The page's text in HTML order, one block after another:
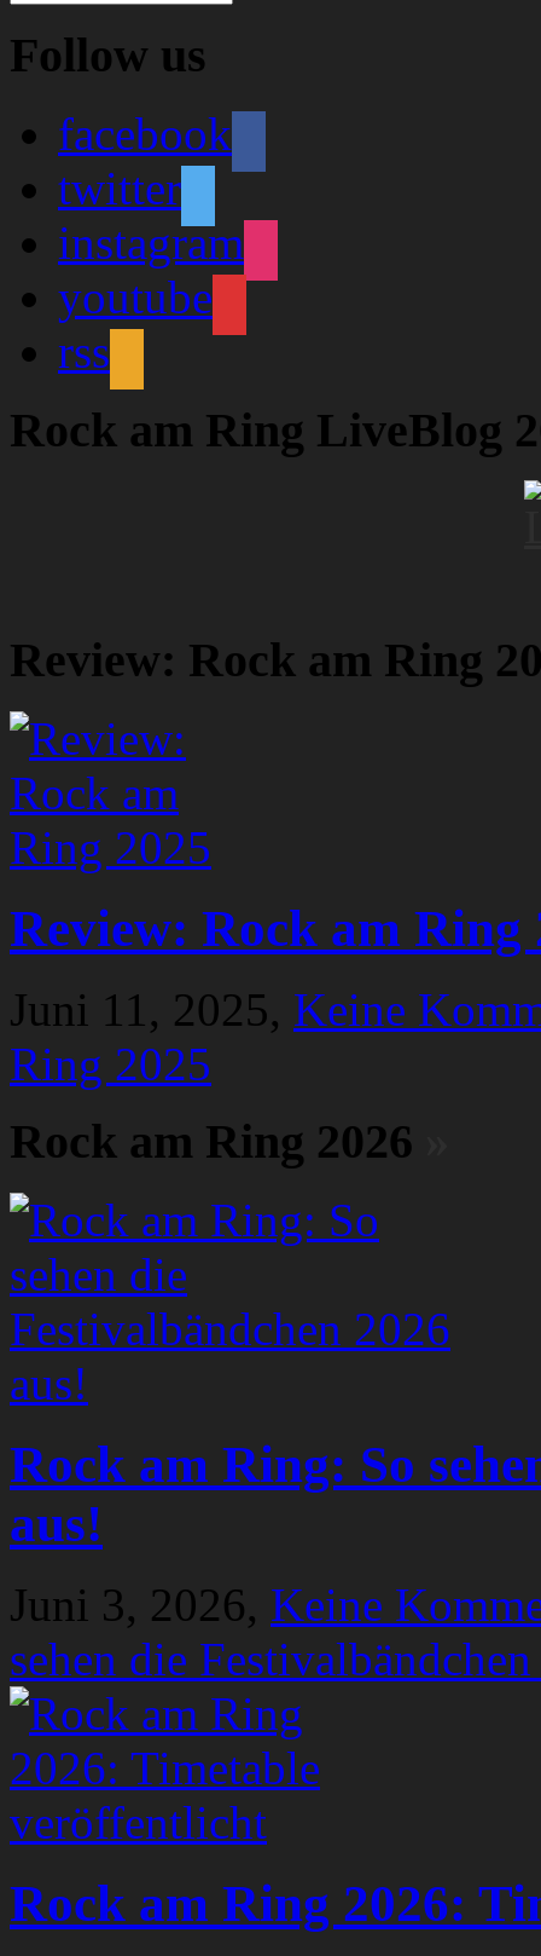
Follow us
facebook
twitter
instagram
youtube
rss
Rock am Ring LiveBlog
Review: Rock am Ring
Review: Rock am Ring
Juni 11, 2025, Keine
Ring 2025
Rock am Ring 2026
Rock am Ring: So
aus!
Juni 3, 2026, Keine
sehen die
Rock am Ring 2026: